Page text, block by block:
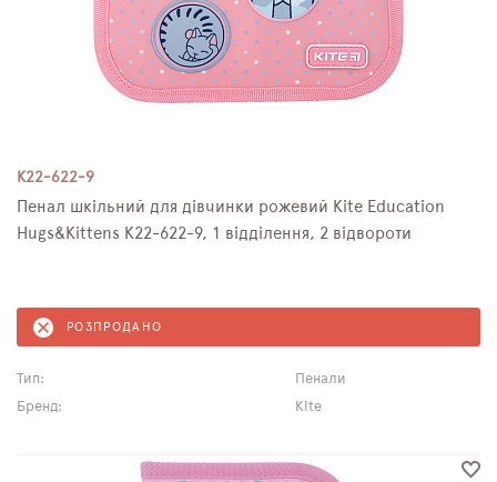
К22-622-9
Пенал шкільний для дівчинки рожевий Kite Education
Hugs&Kittens К22-622-9, 1 відділення, 2 відвороти
РОЗПРОДАНО
Тип:
Пенали
Бренд:
Kite